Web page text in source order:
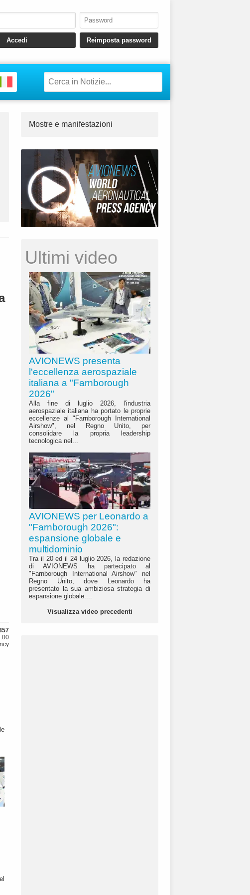
Mostre e manifestazioni
Ultimi video
AVIONEWS presenta
l'eccellenza aerospaziale
italiana a "Farnborough
2026"
Alla fine di luglio 2026, l'industria
aerospaziale italiana ha portato le proprie
eccellenze al "Farnborough International
Airshow", nel Regno Unito, per
consolidare la propria leadership
tecnologica nel...
AVIONEWS per Leonardo a
"Farnborough 2026":
espansione globale e
multidominio
Tra il 20 ed il 24 luglio 2026, la redazione
di AVIONEWS ha partecipato al
"Farnborough International Airshow" nel
Regno Unito, dove Leonardo ha
presentato la sua ambiziosa strategia di
espansione globale....
Visualizza video precedenti